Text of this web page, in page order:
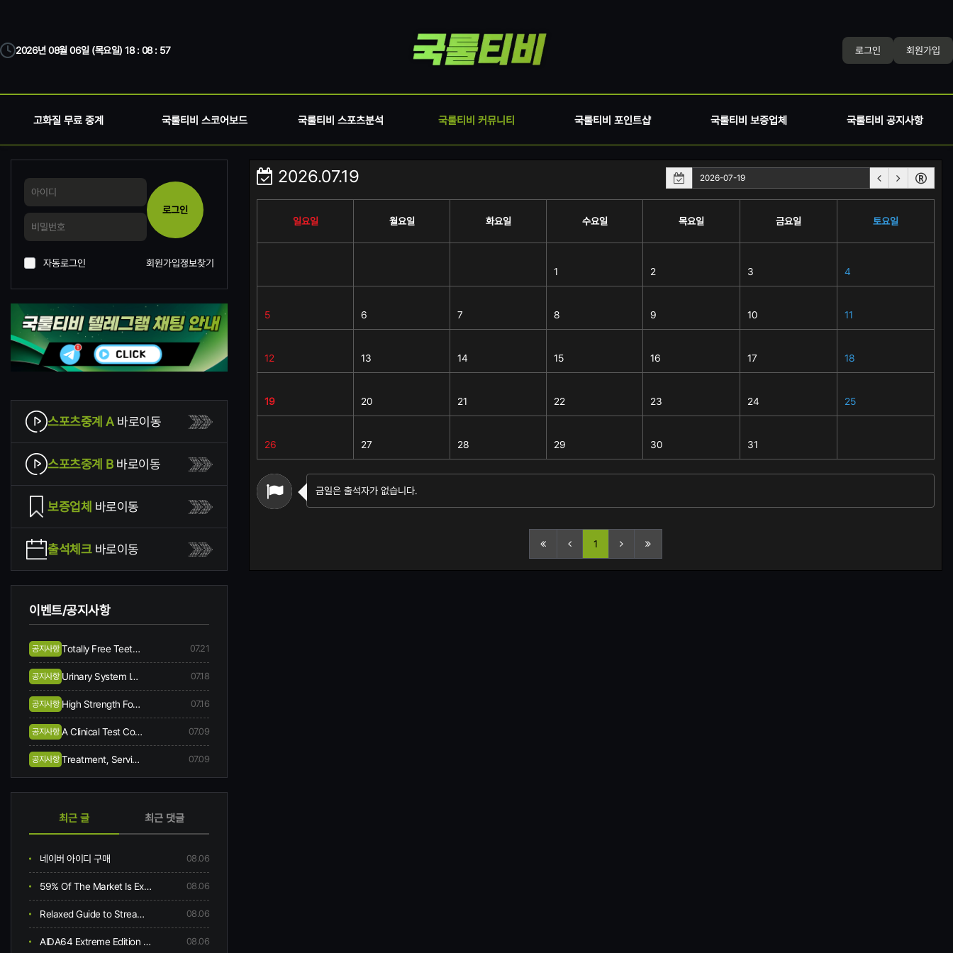
2026년 08월 06일 (목요일) 18 : 08 : 57 로그인 회원가입
고화질 무료 중계 국룰티비 스코어보드 국룰티비 스포츠분석 국룰티비 커뮤니티 국룰티비 포인트샵 국룰티비 보증업체 국룰티비 공지사항
2026.07.19
일요일 월요일 화요일 수요일 목요일 금요일 토요일
1 2 3 4
5 6 7 8 9 10 11
12 13 14 15 16 17 18
19 20 21 22 23 24 25
26 27 28 29 30 31
금일은 출석자가 없습니다.
1
로그인
자동로그인 회원가입정보찾기
스포츠중계 A바로이동
스포츠중계 B바로이동
보증업체 바로이동
출석체크바로이동
이벤트/공지사항
공지사항 Totally Free Teeth Bleaching When You Begin Same-day Treatment 07.21
공지사항 Urinary System Incontinence Symptoms And Causes 07.18
공지사항 High Strength Focussed Ultrasound Hifu 07.16
공지사항 A Clinical Test Comes Along In Skin Collagen, Hydration, Flexibility, Creases, Scalp, And Hair Problem Following 12-week Oral Consumption Of A Supplement Having Hydrolysed Collagen 07.09
공지사항 Treatment, Service, And Area 07.09
최근 글 최근 댓글
네이버 아이디 구매 08.06
59% Of The Market Is Excited about Broken Rice 08.06
Relaxed Guide to Streaming Free Shemale Hentai 08.06
AIDA64 Extreme Edition скачать задаром AIDA64 Extreme Edition 7 70.7500 08.06